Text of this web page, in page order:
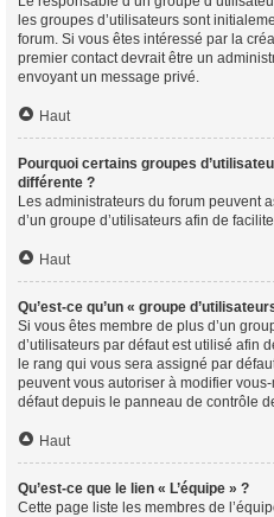
les groupes d’utilisateurs sont
forum. Si vous êtes intéressé par la
premier contact devrait être un
envoyant un message privé.
Haut
Pourquoi certains groupes
différente ?
Les administrateurs du forum peuvent
d’un groupe d’utilisateurs afin de
Haut
Qu’est-ce qu’un « groupe
Si vous êtes membre de plus d’un
d’utilisateurs par défaut est utilisé afin
le rang qui vous sera assigné par
peuvent vous autoriser à modifier
défaut depuis le panneau de contrôle
Haut
Qu’est-ce que le lien « L’équipe » ?
Cette page liste les membres de